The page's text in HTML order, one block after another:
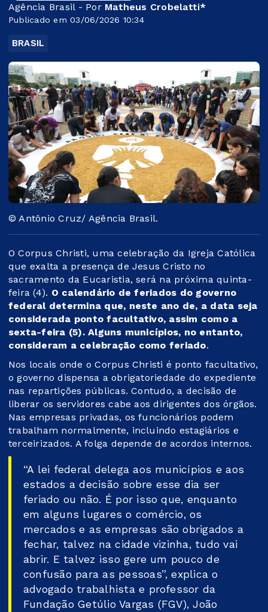
Agência Brasil - Por Matheus Crobelatti*
Publicado em 03/06/2026 10:34
BRASIL
© Antônio Cruz/ Agência Brasil.
O Corpus Christi, uma celebração da Igreja Católica
que exalta a presença de Jesus Cristo no
sacramento da Eucaristia, será na próxima quinta-
feira (4). O calendário de feriados do governo
federal determina que, neste ano de, a data seja
considerada ponto facultativo, assim como a
sexta-feira (5). Alguns municípios, no entanto,
consideram a celebração como feriado.
Nos locais onde o Corpus Christi é ponto facultativo,
o governo dispensa a obrigatoriedade do expediente
nas repartições públicas. Contudo, a decisão de
liberar os servidores cabe aos dirigentes dos órgãos.
Nas empresas privadas, os funcionários podem
trabalham normalmente, incluindo estagiários e
terceirizados. A folga depende de acordos internos.
“A lei federal delega aos municípios e aos
estados a decisão sobre esse dia ser
feriado ou não. É por isso que, enquanto
em alguns lugares o comércio, os
mercados e as empresas são obrigados a
fechar, talvez na cidade vizinha, tudo vai
abrir. E talvez isso gere um pouco de
confusão para as pessoas”, explica o
advogado trabalhista e professor da
Fundação Getúlio Vargas (FGV), João